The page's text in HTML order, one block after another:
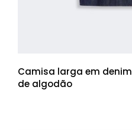
Camisa larga em denim
de algodão